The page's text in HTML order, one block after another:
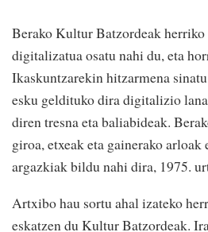
Berako Kultur Batzordeak
digitalizatua osatu nahi du, eta
Ikaskuntzarekin hitzarmena
esku geldituko dira digitalizio
diren tresna eta baliabideak.
giroa, etxeak eta gainerako
argazkiak bildu nahi dira, 1975.
Artxibo hau sortu ahal izateko
eskatzen du Kultur Batzordeak.